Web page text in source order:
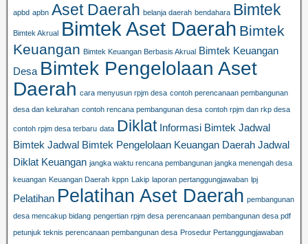
apbd apbn Aset Daerah belanja daerah bendahara Bimtek
Bimtek Akrual Bimtek Aset Daerah Bimtek
Keuangan Bimtek Keuangan Berbasis Akrual Bimtek Keuangan
Desa Bimtek Pengelolaan Aset
Daerah cara menyusun rpjm desa contoh perencanaan pembangunan
desa dan kelurahan contoh rencana pembangunan desa contoh rpjm dan rkp desa
contoh rpjm desa terbaru data Diklat Informasi Bimtek Jadwal
Bimtek Jadwal Bimtek Pengelolaan Keuangan Daerah Jadwal
Diklat Keuangan jangka waktu rencana pembangunan jangka menengah desa
keuangan Keuangan Daerah kppn Lakip laporan pertanggungjawaban lpj
Pelatihan Pelatihan Aset Daerah pembangunan
desa mencakup bidang pengertian rpjm desa perencanaan pembangunan desa pdf
petunjuk teknis perencanaan pembangunan desa Prosedur Pertanggungjawaban